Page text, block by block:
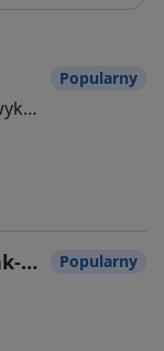
Urolog, Androlog, Lekarz wykonujący zabiegi medycyny estetycznej
Popularny
lek. Aleksandra Trzeciak-Seichter Popularny